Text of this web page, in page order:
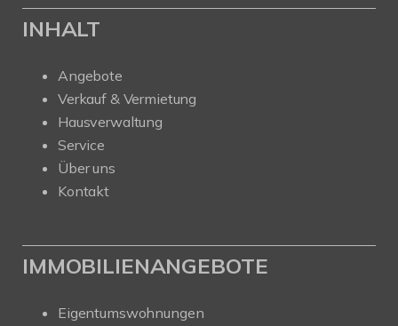
INHALT
Angebote
Verkauf & Vermietung
Hausverwaltung
Service
Über uns
Kontakt
IMMOBILIENANGEBOTE
Eigentumswohnungen